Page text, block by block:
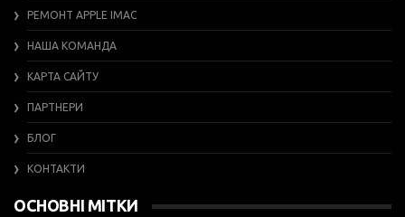
РЕМОНТ APPLE IMAC
НАША КОМАНДА
КАРТА САЙТУ
ПАРТНЕРИ
БЛОГ
КОНТАКТИ
ОСНОВНІ МІТКИ